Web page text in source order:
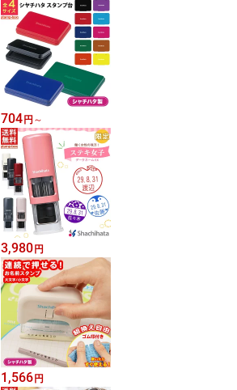
704円 ～
3,980円
1,566円